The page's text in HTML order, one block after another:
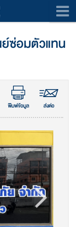
ซ่อมตัวแทน
พิมพ์ข้อมูล ส่งต่อ